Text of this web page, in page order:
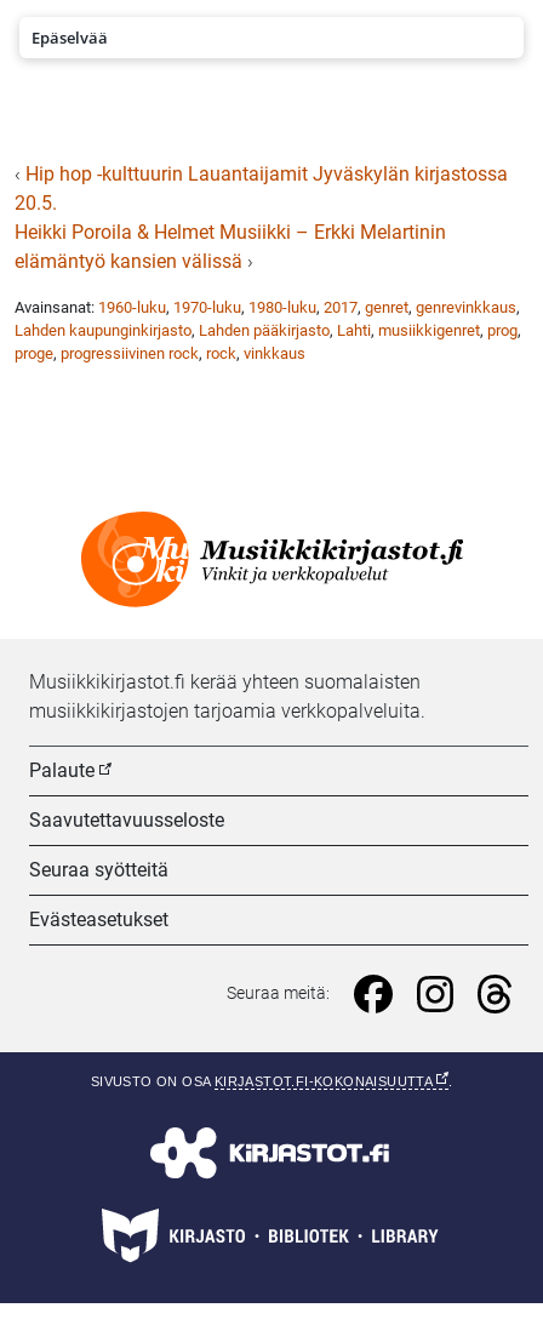
Epäselvää
‹ Hip hop -kulttuurin Lauantaijamit Jyväskylän kirjastossa
20.5.
Heikki Poroila & Helmet Musiikki – Erkki Melartinin
elämäntyö kansien välissä ›
Avainsanat: 1960-luku, 1970-luku, 1980-luku, 2017, genret, genrevinkkaus,
Lahden kaupunginkirjasto, Lahden pääkirjasto, Lahti, musiikkigenret, prog,
proge, progressiivinen rock, rock, vinkkaus
Musiikkikirjastot.fi kerää yhteen suomalaisten
musiikkikirjastojen tarjoamia verkkopalveluita.
Palaute
Saavutettavuusseloste
Seuraa syötteitä
Evästeasetukset
Seuraa meitä: